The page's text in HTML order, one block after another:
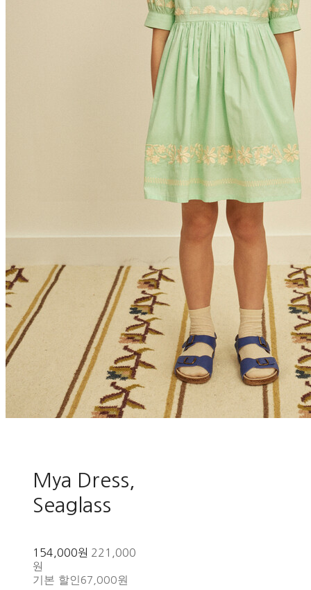
Mya Dress,
Seaglass
154,000원 221,000
원
기본 할인 67,000원